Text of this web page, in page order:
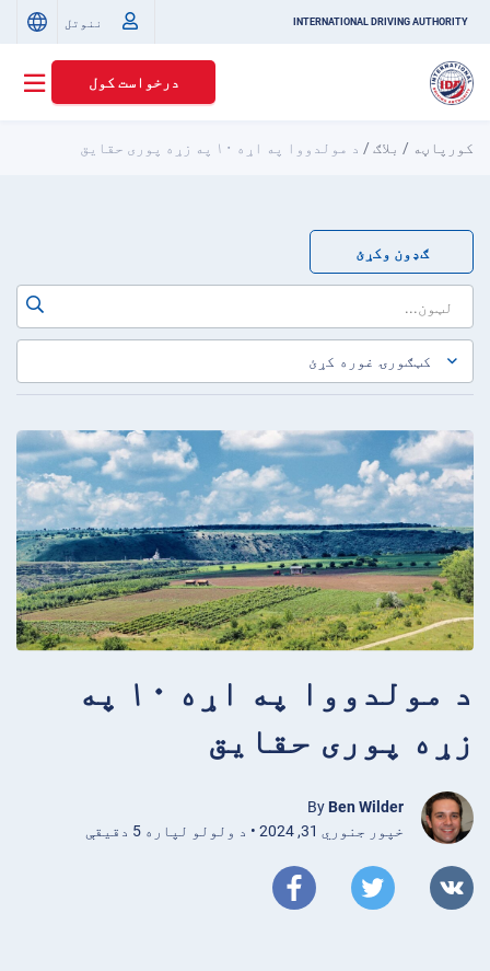
INTERNATIONAL DRIVING AUTHORITY ننوتل
درخواست کول
کورپاڼه / بلاګ/ د مولدووا په اړه ۱۰ په زړه پوری حقایق
ګډون وکړئ
د مولدووا په اړه ۱۰ په
زړه پوری حقایق
By Ben Wilder
خپور جنوري 31, 2024 • د ولولو لپاره 5 دقیقې